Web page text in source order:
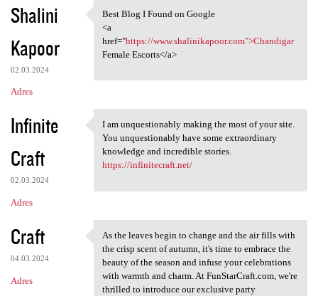
Shalini
Kapoor
02.03.2024
Adres
Best Blog I Found on Google
Best Blog I Found on Google
<a
href="https://www.shalinikapoor.com">Chandigar
Female Escorts</a>
Infinite
Craft
02.03.2024
Adres
I am unquestionably making
I am unquestionably making the most of your site.
You unquestionably have some extraordinary
knowledge and incredible stories.
https://infinitecraft.net/
Craft
04.03.2024
Adres
As the leaves begin to change
As the leaves begin to change and the air fills with
the crisp scent of autumn, it's time to embrace the
beauty of the season and infuse your celebrations
with warmth and charm. At FunStarCraft.com, we're
thrilled to introduce our exclusive party